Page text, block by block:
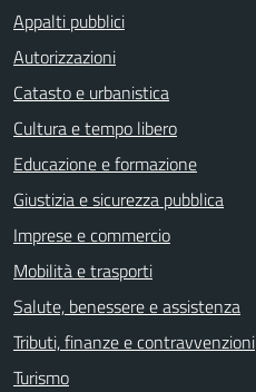
Appalti pubblici
Autorizzazioni
Catasto e urbanistica
Cultura e tempo libero
Educazione e formazione
Giustizia e sicurezza pubblica
Imprese e commercio
Mobilità e trasporti
Salute, benessere e assistenza
Tributi, finanze e contravvenzioni
Turismo